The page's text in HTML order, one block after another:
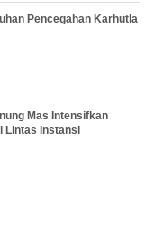
Pencegahan Karhutla
Mas Intensifkan
Lintas Instansi